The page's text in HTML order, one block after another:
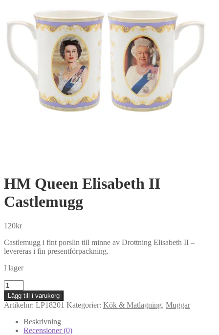
HM Queen Elisabeth II
Castlemugg
120kr
Castlemugg i fint porslin till minne av Drottning Elisabeth II –
levereras i fin presentförpackning.
I lager
HM
Queen
Elisabeth
II
Castlemugg
mängd
Lägg till i varukorg
Artikelnr: LP18201 Kategorier: Kök & Matlagning, Muggar
Beskrivning
Recensioner (0)